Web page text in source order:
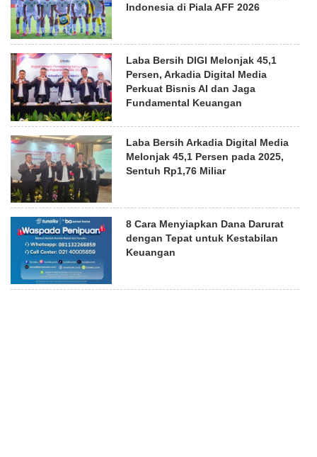
Indonesia di Piala AFF 2026
Laba Bersih DIGI Melonjak 45,1
Persen, Arkadia Digital Media
Perkuat Bisnis AI dan Jaga
Fundamental Keuangan
Laba Bersih Arkadia Digital Media
Melonjak 45,1 Persen pada 2025,
Sentuh Rp1,76 Miliar
8 Cara Menyiapkan Dana Darurat
dengan Tepat untuk Kestabilan
Keuangan